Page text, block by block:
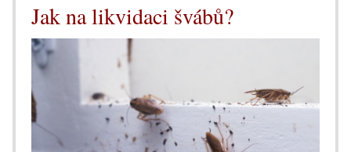
Jak na likvidaci švábů?